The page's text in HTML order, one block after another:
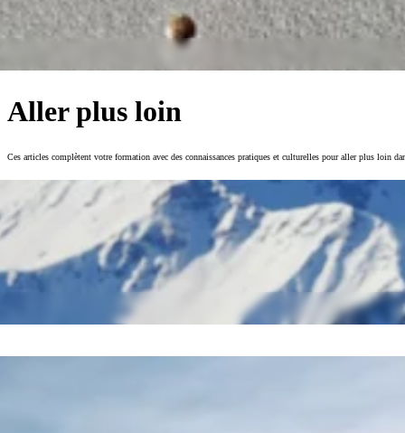
Aller plus loin
Ces articles complètent votre formation avec des connaissances pratiques et culturelles pour aller plus loin